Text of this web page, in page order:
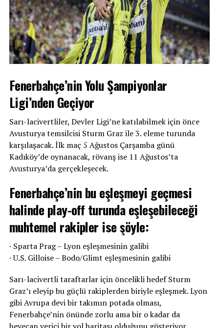
Fenerbahçe’nin Yolu Şampiyonlar
Ligi’nden Geçiyor
Sarı-lacivertliler, Devler Ligi’ne katılabilmek için önce
Avusturya temsilcisi Sturm Graz ile 3. eleme turunda
karşılaşacak. İlk maç 5 Ağustos Çarşamba günü
Kadıköy’de oynanacak, rövanş ise 11 Ağustos’ta
Avusturya’da gerçekleşecek.
Fenerbahçe’nin bu eşleşmeyi geçmesi
halinde play-off turunda eşleşebileceği
muhtemel rakipler ise şöyle:
· Sparta Prag – Lyon eşleşmesinin galibi
· U.S. Gilloise – Bodo/Glimt eşleşmesinin galibi
Sarı-lacivertli taraftarlar için öncelikli hedef Sturm
Graz’ı eleyip bu güçlü rakiplerden biriyle eşleşmek. Lyon
gibi Avrupa devi bir takımın potada olması,
Fenerbahçe’nin önünde zorlu ama bir o kadar da